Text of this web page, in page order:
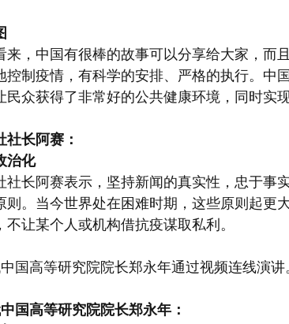
，中国有很棒的故事可以分享给大家，而
制疫情，有科学的安排、严格的执行。中
众获得了非常好的公共健康环境，同时实
长阿赛：
治化
长阿赛表示，坚持新闻的真实性，忠于事
。当今世界处在困难时期，这些原则起更
让某个人或机构借抗疫谋取私利。
国高等研究院院长郑永年通过视频连线演讲
国高等研究院院长郑永年：